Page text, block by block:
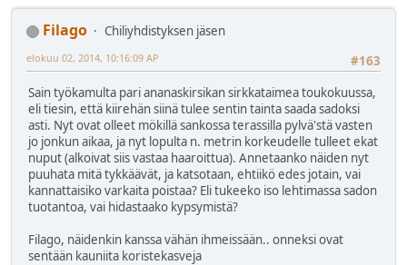
Filago
Chiliyhdistyksen jäsen
#163
elokuu 02, 2014, 10:16:09 AP
Sain työkamulta pari ananaskirsikan sirkkataimea toukokuussa,
eli tiesin, että kiirehän siinä tulee sentin tainta saada sadoksi
asti. Nyt ovat olleet mökillä sankossa terassilla pylvä'stä vasten
jo jonkun aikaa, ja nyt lopulta n. metrin korkeudelle tulleet ekat
nuput (alkoivat siis vastaa haaroittua). Annetaanko näiden nyt
puuhata mitä tykkäävät, ja katsotaan, ehtiikö edes jotain, vai
kannattaisiko varkaita poistaa? Eli tukeeko iso lehtimassa sadon
tuotantoa, vai hidastaako kypsymistä?
Filago, näidenkin kanssa vähän ihmeissään.. onneksi ovat
sentään kauniita koristekasveja